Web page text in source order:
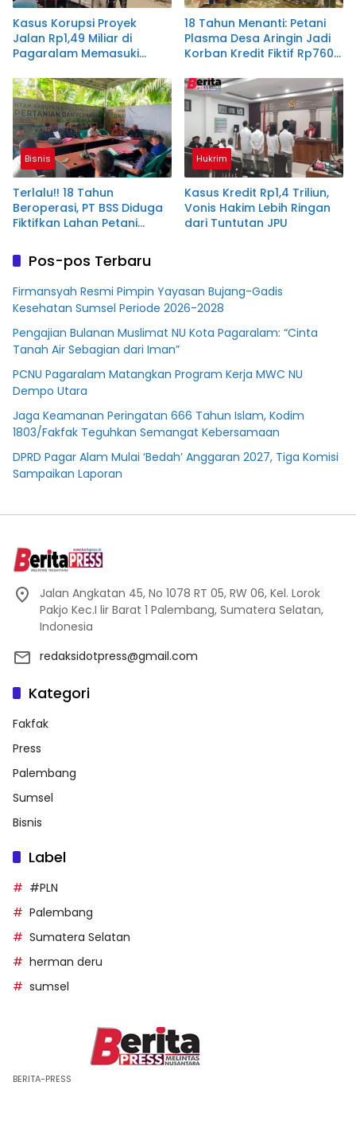
Kasus Korupsi Proyek
Jalan Rp1,49 Miliar di
Pagaralam Memasuki
Terdakwa Dituntut 2,5
Tahun Penjara
18 Tahun Menanti: Petani
Plasma Desa Aringin Jadi
Korban Kredit Fiktif Rp760
Bisnis
Terlalu!! 18 Tahun
Beroperasi, PT BSS Diduga
Fiktifkan Lahan Petani
Hukrim
Kasus Kredit Rp1,4 Triliun,
Vonis Hakim Lebih Ringan
dari Tuntutan JPU
Pos-pos Terbaru
Firmansyah Resmi Pimpin Yayasan Bujang-Gadis
Kesehatan Sumsel Periode 2026-2028
Pengajian Bulanan Muslimat NU Kota Pagaralam: “Cinta
Tanah Air Sebagian dari Iman”
PCNU Pagaralam Matangkan Program Kerja MWC NU
Dempo Utara
Jaga Keamanan Peringatan 666 Tahun Islam, Kodim
1803/Fakfak Teguhkan Semangat Kebersamaan
DPRD Pagar Alam Mulai ‘Bedah’ Anggaran 2027, Tiga Komisi
Sampaikan Laporan
Jalan Angkatan 45, No 1078 RT 05, RW 06, Kel. Lorok
Pakjo Kec.I lir Barat 1 Palembang, Sumatera Selatan,
Indonesia
redaksidotpress@gmail.com
Kategori
Fakfak
Press
Palembang
Sumsel
Bisnis
Label
#PLN
Palembang
Sumatera Selatan
herman deru
sumsel
BERITA-PRESS